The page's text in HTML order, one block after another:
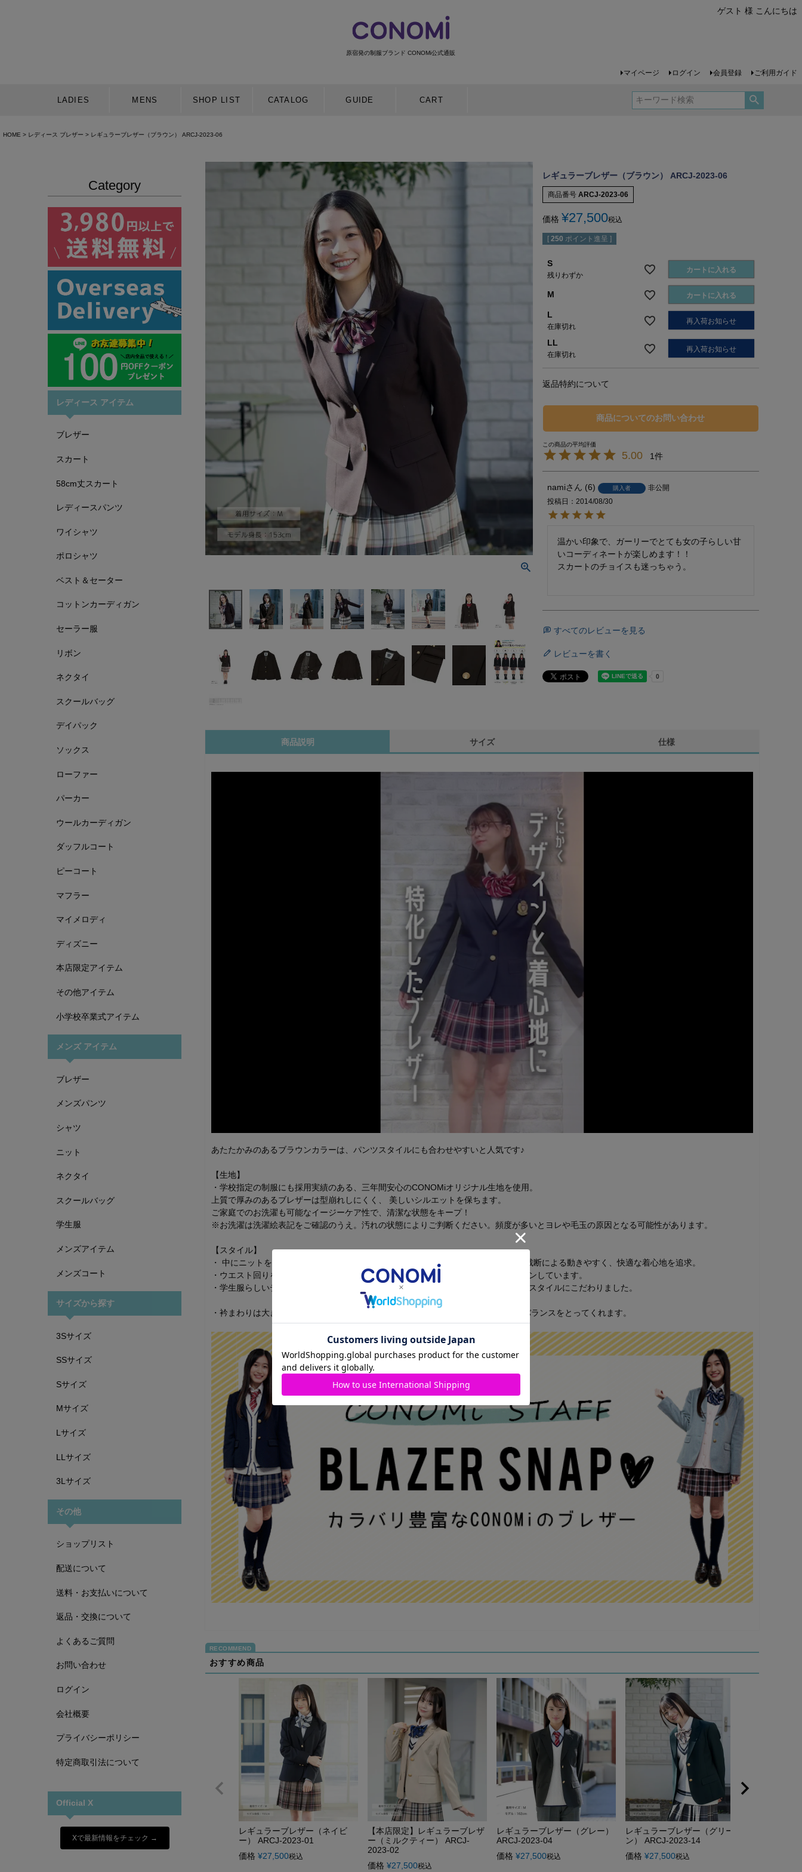
原宿発の制服ブランド CONOMi公式通販
ゲスト 様 こんにちは
マイページ ログイン 会員登録 ご利用ガイド
LADIES MENS SHOP LIST CATALOG GUIDE CART
HOME レディース ブレザー レギュラーブレザー（ブラウン） ARCJ-2023-06
Category
レディース アイテム
ブレザー
スカート
58cm丈スカート
レディースパンツ
ワイシャツ
ポロシャツ
ベスト＆セーター
コットンカーディガン
セーラー服
リボン
ネクタイ
スクールバッグ
デイパック
ソックス
ローファー
パーカー
ウールカーディガン
ダッフルコート
ピーコート
マフラー
マイメロディ
ディズニー
本店限定アイテム
その他アイテム
小学校卒業式アイテム
メンズ アイテム
ブレザー
メンズパンツ
シャツ
ニット
ネクタイ
スクールバッグ
学生服
メンズアイテム
メンズコート
サイズから探す
3Sサイズ
SSサイズ
Sサイズ
Mサイズ
Lサイズ
LLサイズ
3Lサイズ
その他
ショップリスト
配送について
送料・お支払いについて
返品・交換について
よくあるご質問
お問い合わせ
ログイン
会社概要
プライバシーポリシー
特定商取引法について
Official X
Xで最新情報をチェック →
レギュラーブレザー（ブラウン） ARCJ-2023-06
商品番号 ARCJ-2023-06
価格 ¥27,500税込
[ 250 ポイント進呈 ]
S
残りわずか
カートに入れる
M カートに入れる
L
在庫切れ
再入荷お知らせ
LL
在庫切れ
再入荷お知らせ
返品特約について
商品についてのお問い合わせ
5.00 1
nami 6 購入者
非公開
投稿日
2014/08/30
温かい印象で、ガーリーでとても女の子らしい甘
いコーディネートが楽しめます！！
スカートのチョイスも迷っちゃう。
すべてのレビューを見る
レビューを書く
商品説明 サイズ 仕様
あたたかみのあるブラウンカラーは、パンツスタイルにも合わせやすいと人気です♪
【生地】
・学校指定の制服にも採用実績のある、三年間安心のCONOMiオリジナル生地を使用。
上質で厚みのあるブレザーは型崩れしにくく、 美しいシルエットを保ちます。
ご家庭でのお洗濯も可能なイージーケア性で、清潔な状態をキープ！
※お洗濯は洗濯絵表記をご確認のうえ。汚れの状態によりご判断ください。頻度が多いとヨレや毛玉の原因となる可能性があります。
【スタイル】
・ 中にニットを着てももたつかないように設計した広めのアームホールなど、 立体裁断による動きやすく、快適な着心地を追求。
・ウエスト回りを絞るプリンセスラインにより、美しいシルエットとなるようデザインしています。
・学生服らしいデザインにこだわり、「定番」としてご利用いただけるベーシックなスタイルにこだわりました。
・衿まわりは大き目のラペルでリボン・ネクタイどちらもきれいに収まり、 全体のバランスをとってくれます。
おすすめ商品
レギュラーブレザー（ネイビ
ー） ARCJ-2023-01
価格 ¥27,500税込
【本店限定】レギュラーブレザ
ー（ミルクティー） ARCJ-
2023-02
価格 ¥27,500税込
レギュラーブレザー（グレー）
ARCJ-2023-04
価格 ¥27,500税込
レギュラーブレザー（グリー
ン） ARCJ-2023-14
価格 ¥27,500税込